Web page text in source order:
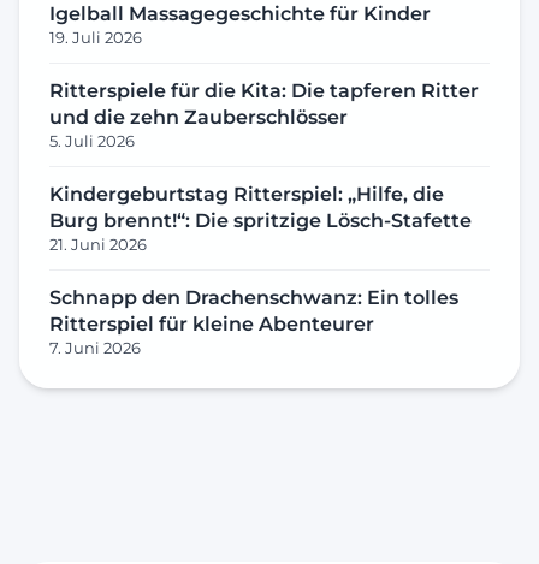
Igelball Massagegeschichte für Kinder
19. Juli 2026
Ritterspiele für die Kita: Die tapferen Ritter
und die zehn Zauberschlösser
5. Juli 2026
Kindergeburtstag Ritterspiel: „Hilfe, die
Burg brennt!“: Die spritzige Lösch-Stafette
21. Juni 2026
Schnapp den Drachenschwanz: Ein tolles
Ritterspiel für kleine Abenteurer
7. Juni 2026